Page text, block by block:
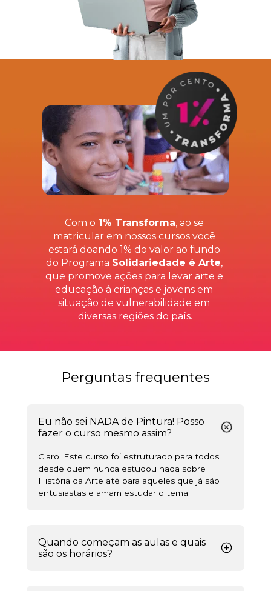
Com o 1% Transforma, ao se
matricular em nossos cursos você
estará doando 1% do valor ao fundo
do Programa Solidariedade é Arte,
que promove ações para levar arte e
educação à crianças e jovens em
situação de vulnerabilidade em
diversas regiões do país.
Perguntas frequentes
Eu não sei NADA de Pintura! Posso
fazer o curso mesmo assim?
Claro! Este curso foi estruturado para todos:
desde quem nunca estudou nada sobre
História da Arte até para aqueles que já são
entusiastas e amam estudar o tema.
Quando começam as aulas e quais
são os horários?